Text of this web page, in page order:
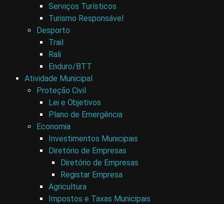
Serviços Turísticos
Turismo Responsável
Desporto
Trail
Rali
Enduro/BTT
Atividade Municipal
Proteção Civil
Lei e Objetivos
Plano de Emergência
Economia
Investimentos Municipais
Diretório de Empresas
Diretório de Empresas
Registar Empresa
Agricultura
Impostos e Taxas Municipais